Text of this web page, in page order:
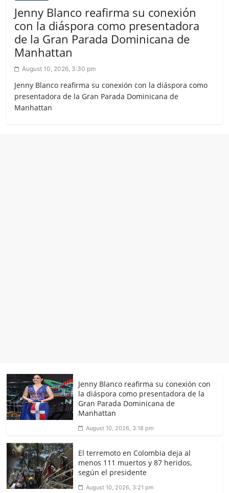
Jenny Blanco reafirma su conexión
con la diáspora como presentadora
de la Gran Parada Dominicana de
Manhattan
August 10, 2026, 3:30 pm
Jenny Blanco reafirma su conexión con la diáspora como
presentadora de la Gran Parada Dominicana de
Manhattan
Jenny Blanco reafirma su conexión con
la diáspora como presentadora de la
Gran Parada Dominicana de
Manhattan
August 10, 2026, 3:18 pm
El terremoto en Colombia deja al
menos 111 muertos y 87 heridos,
según el presidente
August 10, 2026, 3:21 pm